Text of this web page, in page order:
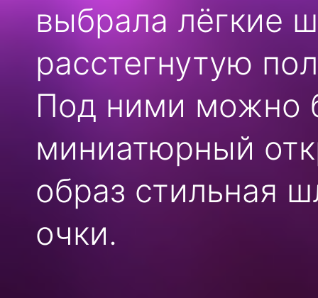
выбрала лёгкие
расстегнутую
Под ними можно
миниатюрный
образ стильная
очки.